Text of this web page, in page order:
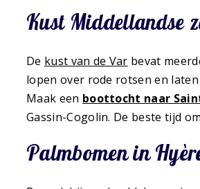
Kust Middellandse
De kust van de Var bevat
lopen over rode rotsen en laten
Maak een boottocht naar
Gassin-Cogolin. De beste tijd
Palmbomen in